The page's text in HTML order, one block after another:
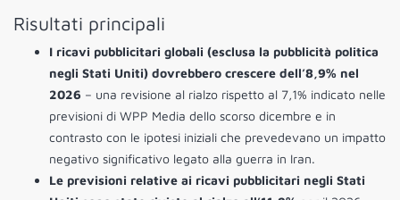
Risultati principali
I ricavi pubblicitari globali (esclusa la pubblicità politica
negli Stati Uniti) dovrebbero crescere dell’8,9% nel
2026 – una revisione al rialzo rispetto al 7,1% indicato nelle
previsioni di WPP Media dello scorso dicembre e in
contrasto con le ipotesi iniziali che prevedevano un impatto
negativo significativo legato alla guerra in Iran.
Le previsioni relative ai ricavi pubblicitari negli Stati